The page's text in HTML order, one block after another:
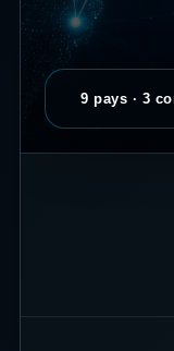
9 pays · 3